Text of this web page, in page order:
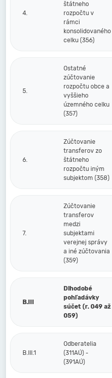
4.
štátneho
rozpočtu v
rámci
konsolidovaného
celku (356)
5.
Ostatné
zúčtovanie
rozpočtu obce a
vyššieho
územného celku
(357)
6.
Zúčtovanie
transferov zo
štátneho
rozpočtu iným
subjektom (358)
7.
Zúčtovanie
transferov
medzi
subjektami
verejnej správy
a iné zúčtovania
(359)
B.III
Dlhodobé
pohľadávky
súčet (r. 049 až
059)
B.III.1
Odberatelia
(311AÚ) -
(391AÚ)